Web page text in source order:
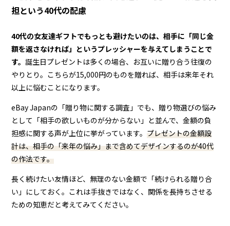
担という40代の配慮
40代の女友達ギフトでもっとも避けたいのは、相手に「同じ金
額を返さなければ」というプレッシャーを与えてしまうことで
す。誕生日プレゼントは多くの場合、お互いに贈り合う往復の
やりとり。こちらが15,000円のものを贈れば、相手は来年それ
以上に悩むことになります。
eBay Japanの「贈り物に関する調査」でも、贈り物選びの悩み
として「相手の欲しいものが分からない」と並んで、金額の負
担感に関する声が上位に挙がっています。プレゼントの金額設
計は、相手の「来年の悩み」まで含めてデザインするのが40代
の作法です。
長く続けたい友情ほど、無理のない金額で「続けられる贈り合
い」にしておく。これは手抜きではなく、関係を長持ちさせる
ための知恵だと考えてみてください。